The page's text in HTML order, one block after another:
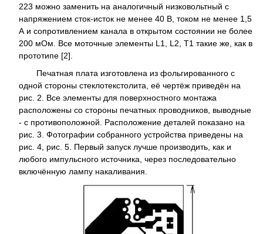
223 можно заменить на аналогичный низковольтный с
напряжением сток-исток не менее 40 В, током не менее 1,5
А и сопротивлением канала в открытом состоянии не более
200 мОм. Все моточные элементы L1, L2, T1 такие же, как в
прототипе [2].
Печатная плата изготовлена из фольгированного с
одной стороны стеклотекстолита, её чертёж приведён на
рис. 2. Все элементы для поверхностного монтажа
расположены со стороны печатных проводников, выводные
- с противоположной. Расположение деталей показано на
рис. 3. Фотографии собранного устройства приведены на
рис. 4, рис. 5. Первый запуск лучше производить, как и
любого импульсного источника, через последовательно
включённую лампу накаливания.